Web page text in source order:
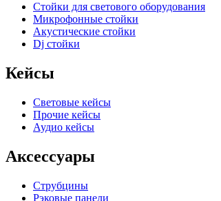
Стойки для светового оборудования
Микрофонные стойки
Акустические стойки
Dj стойки
Кейсы
Световые кейсы
Прочие кейсы
Аудио кейсы
Аксессуары
Струбцины
Рэковые панели